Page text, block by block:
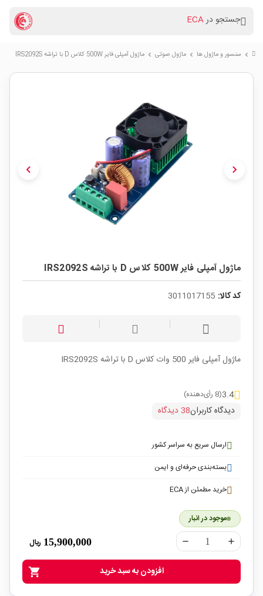
جستجو درECA
chevron_right سنسور و ماژول ها chevron_right ماژول صوتی chevron_right ماژول آمپلی فایر 500W کلاس D با تراشه IRS2092S
chevron_left chevron_right
ماژول آمپلی فایر 500W کلاس D با تراشه IRS2092S
کد کالا: 3011017155
ماژول آمپلی فایر 500 وات کلاس D با تراشه IRS2092S
3.4(8 رأی‌دهنده)
دیدگاه کاربران38 دیدگاه
ارسال سریع به سراسر کشور
بسته‌بندی حرفه‌ای و ایمن
خرید مطمئن از ECA
موجود در انبار
remove add
15,900,000 ریال
shopping_cart افزودن به سبد خرید